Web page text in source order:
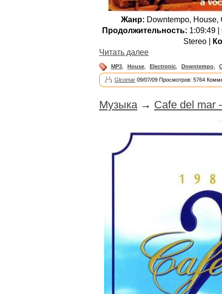
Жанр: Downtempo,
Продолжительность: 1:09:49 |
Stereo |
Читать далее
MP3 House Electronic Downtempo
Glcomar 09/07/09 Просмотров: 5764
Музыка→ Cafe del mar